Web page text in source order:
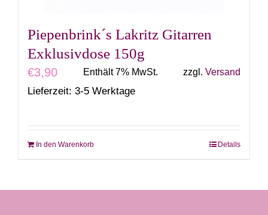
werden
Piepenbrink´s Lakritz Gitarren
Exklusivdose 150g
€3,90 Enthält 7% MwSt. zzgl. Versand
Lieferzeit: 3-5 Werktage
In den Warenkorb Details